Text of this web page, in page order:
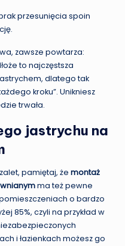
przesunięcia spoin
zawsze powtarza:
to najczęstsza
dlatego tak
kroku”. Unikniesz
trwała.
jastrychu na
pamiętaj, że montaż
ma też pewne
o bardzo
85%, czyli na przykład w
i łazienkach możesz go